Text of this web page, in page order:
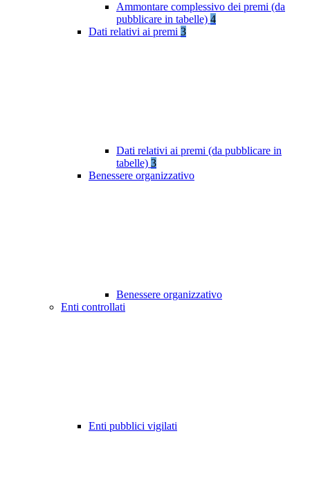
Ammontare complessivo dei premi (da
pubblicare in tabelle) 4
Dati relativi ai premi 3
Dati relativi ai premi (da pubblicare in
tabelle) 3
Benessere organizzativo
Benessere organizzativo
Enti controllati
Enti pubblici vigilati